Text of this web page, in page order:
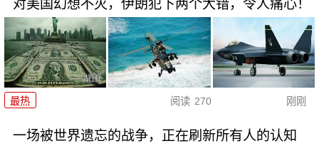
对美国幻想不灭，伊朗犯下两个大错，令人痛心！
最热 阅读 270 刚刚
一场被世界遗忘的战争，正在刷新所有人的认知